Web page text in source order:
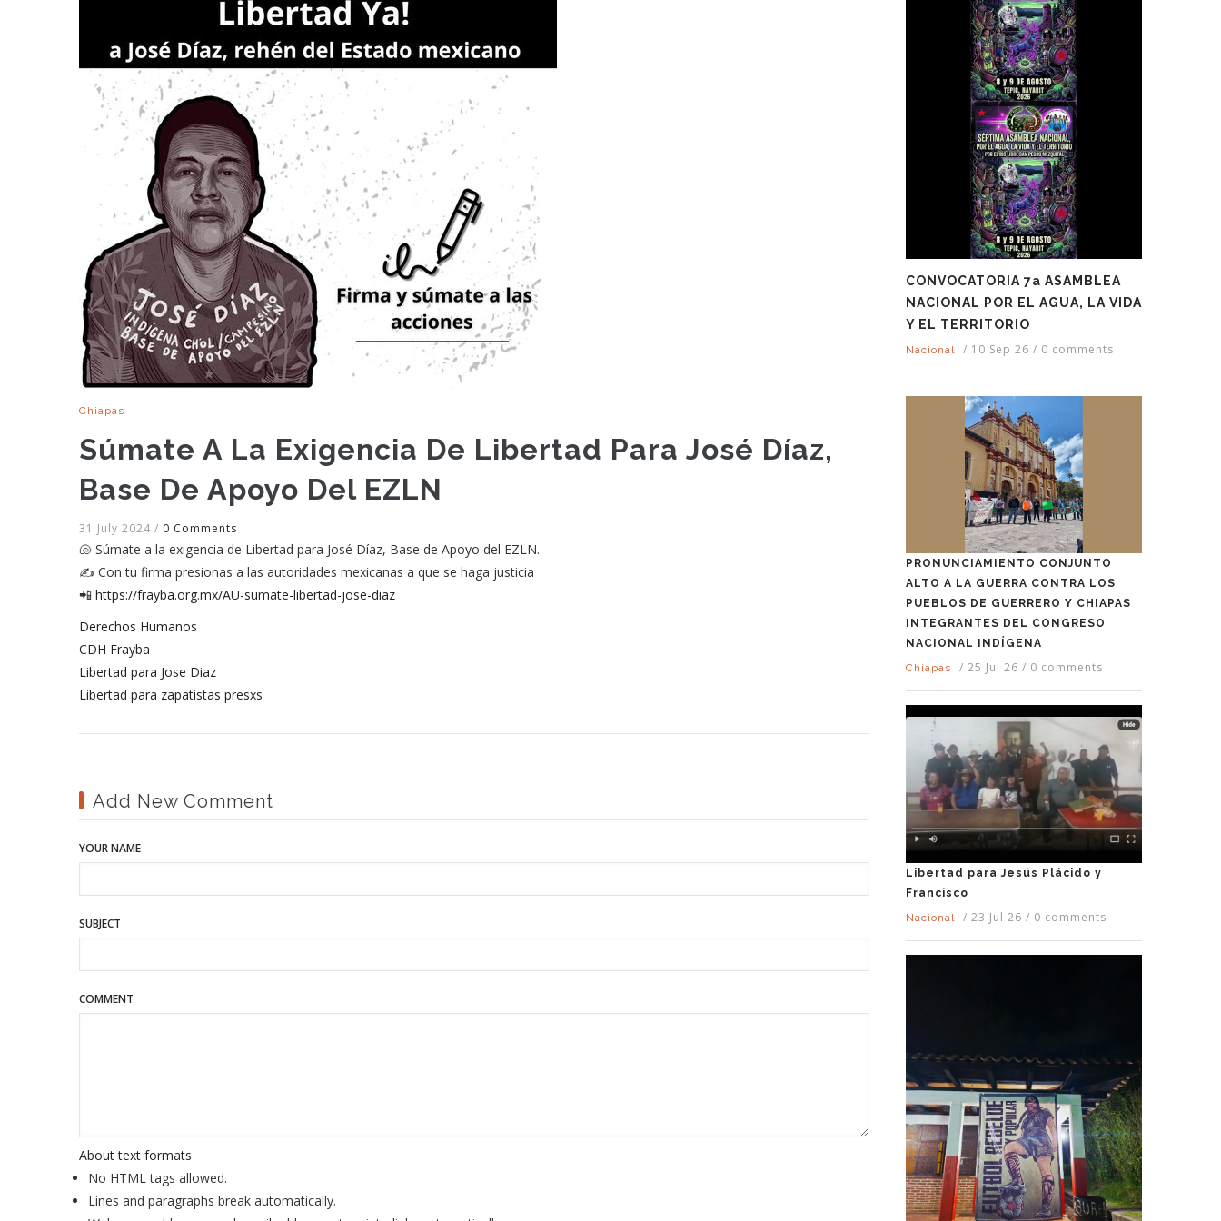
Chiapas
Súmate A La Exigencia De Libertad Para José Díaz,
Base De Apoyo Del EZLN
31 July 2024 / 0 Comments
🐚 Súmate a la exigencia de Libertad para José Díaz, Base de Apoyo del EZLN.
✍️ Con tu firma presionas a las autoridades mexicanas a que se haga justicia
📲 https://frayba.org.mx/AU-sumate-libertad-jose-diaz
Derechos Humanos
CDH Frayba
Libertad para Jose Diaz
Libertad para zapatistas presxs
Add New Comment
YOUR NAME
SUBJECT
COMMENT
About text formats
No HTML tags allowed.
Lines and paragraphs break automatically.
CONVOCATORIA 7a ASAMBLEA
NACIONAL POR EL AGUA, LA VIDA
Y EL TERRITORIO
Nacional / 10 Sep 26 / 0 comments
PRONUNCIAMIENTO CONJUNTO
ALTO A LA GUERRA CONTRA LOS
PUEBLOS DE GUERRERO Y CHIAPAS
INTEGRANTES DEL CONGRESO
NACIONAL INDÍGENA
Chiapas
/ 25 Jul 26 / 0 comments
Libertad para Jesús Plácido y
Francisco
Nacional
/ 23 Jul 26 / 0 comments